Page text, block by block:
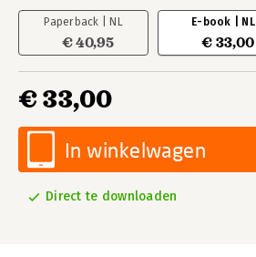
Paperback | NL
€ 40,95
E-book | NL
€ 33,00
€ 33,00
In winkelwagen
Direct te downloaden